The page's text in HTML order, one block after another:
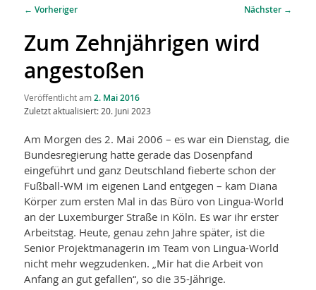
Inhalt
springen
Inhalt
springen
Beitragsnavigation
← Vorheriger Nächster →
Zum Zehnjährigen wird
angestoßen
Veröffentlicht am2. Mai 2016
Zuletzt aktualisiert: 20. Juni 2023
Am Morgen des 2. Mai 2006 – es war ein Dienstag, die
Bundesregierung hatte gerade das Dosenpfand
eingeführt und ganz Deutschland fieberte schon der
Fußball-WM im eigenen Land entgegen – kam Diana
Körper zum ersten Mal in das Büro von Lingua-World
an der Luxemburger Straße in Köln. Es war ihr erster
Arbeitstag. Heute, genau zehn Jahre später, ist die
Senior Projektmanagerin im Team von Lingua-World
nicht mehr weg­zudenken. „Mir hat die Arbeit von
Anfang an gut gefallen“, so die 35-Jährige.